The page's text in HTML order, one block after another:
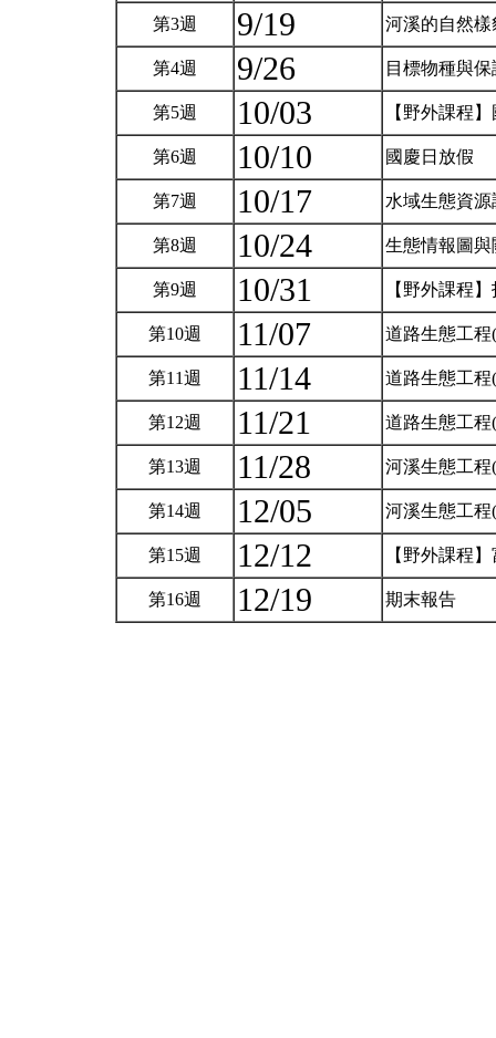
第3週 9/19 河溪的自然
第4週 9/26 目標物種與
第5週 10/03 【野外課程
第6週 10/10 國慶日放假
第7週 10/17 水域生態資
第8週 10/24 生態情報圖
第9週 10/31 【野外課程
第10週 11/07 道路生態工
第11週 11/14 道路生態工
第12週 11/21 道路生態工
第13週 11/28 河溪生態工
第14週 12/05 河溪生態工
第15週 12/12 【野外課程
第16週 12/19 期末報告